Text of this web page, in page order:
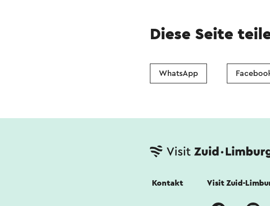
Diese Seite
WhatsApp
Kontakt Visit Zuid-